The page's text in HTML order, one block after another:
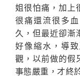
姐很怕痛，加上
很痛還流很多
久，但最近卻漸
好像縮水，導
觀，以前做的假
事態嚴重，才終